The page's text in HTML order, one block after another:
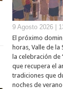
9 Agosto 2026 |
El próximo
horas, Valle de
la celebración de
que recupera el
tradiciones que
noches de